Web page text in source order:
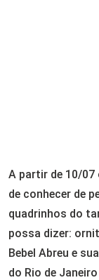
A partir de 10/
de conhecer de
quadrinhos do
possa dizer:
Bebel Abreu e sua
do Rio de